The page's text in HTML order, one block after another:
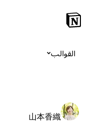
القوالب
山本香織